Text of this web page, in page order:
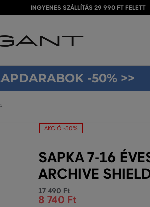
INGYENES SZÁLLÍTÁS 29 990 FT FELETT
-50% >>
AKCIÓ -50%
SAPKA 7-16
ARCHIVE
17 490 Ft
8 740 Ft